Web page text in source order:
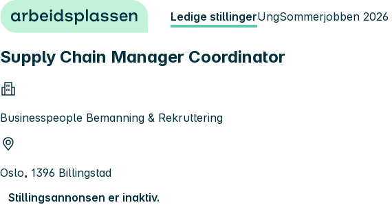
Hopp til innhold Ledige stillingerUngSommerjobben 2026
Supply Chain Manager Coordinator
Businesspeople Bemanning & Rekruttering
Oslo, 1396 Billingstad
Stillingsannonsen er inaktiv.